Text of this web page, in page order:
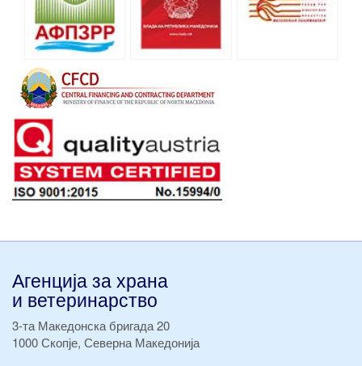
Агенција за храна
и ветеринарство
3-та Македонска бригада 20
1000 Скопје, Северна Македонија